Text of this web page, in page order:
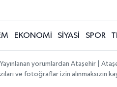
EKONOMİ SİYASİ SPOR
yorumlardan Ataşehir |
ve fotoğraflar izin